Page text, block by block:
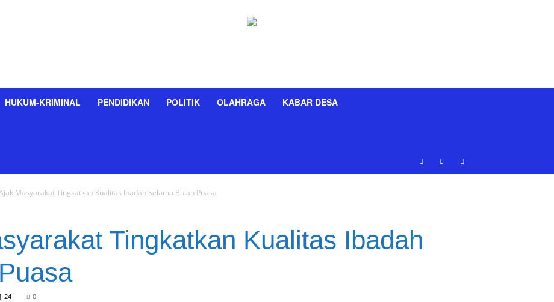
HUKUM-KRIMINAL PENDIDIKAN POLITIK OLAHRAGA KABAR DESA
Masyarakat Tingkatkan Kualitas Ibadah Selama Bulan Puasa
Tingkatkan Kualitas Ibadah
24 0